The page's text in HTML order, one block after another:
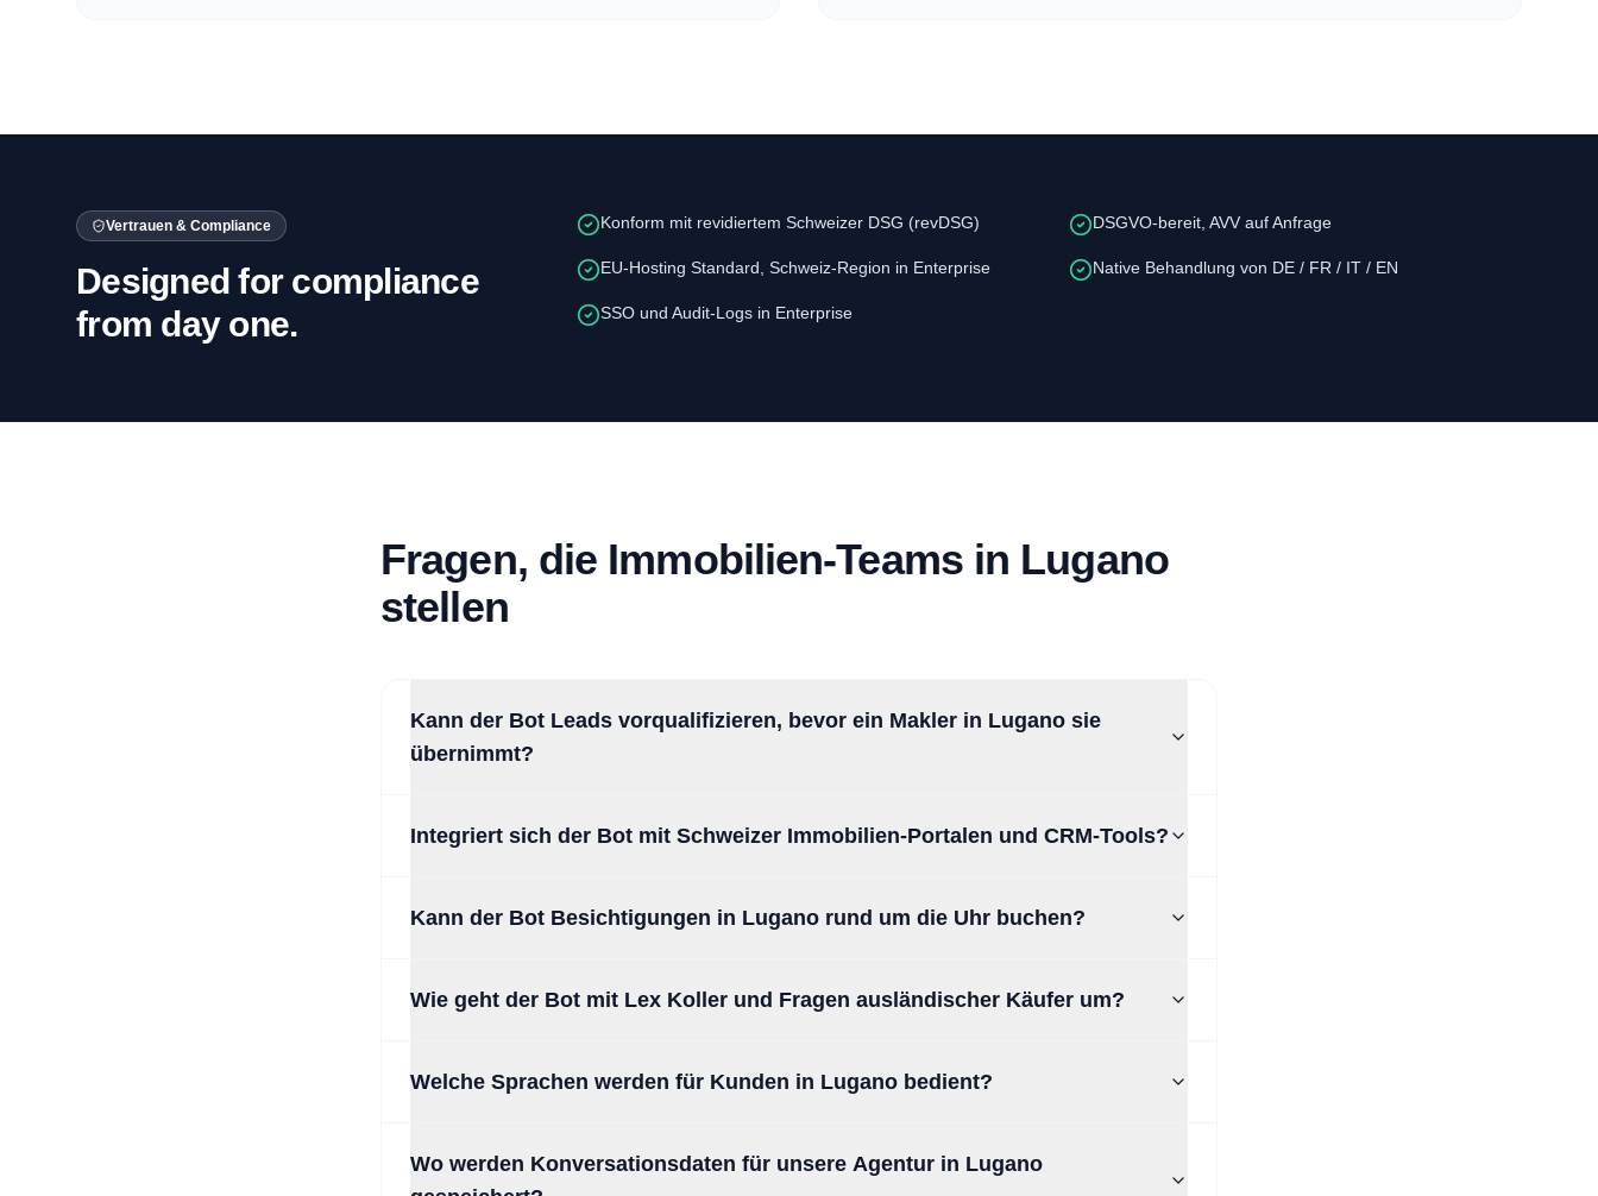
Vertrauen & Compliance
Designed for compliance
from day one.
Konform mit revidiertem Schweizer DSG (revDSG) DSGVO-bereit, AVV auf Anfrage
EU-Hosting Standard, Schweiz-Region in Enterprise Native Behandlung von DE / FR / IT / EN
SSO und Audit-Logs in Enterprise
Fragen, die Immobilien-Teams in Lugano
stellen
Kann der Bot Leads vorqualifizieren, bevor ein Makler in Lugano sie
übernimmt?
Integriert sich der Bot mit Schweizer Immobilien-Portalen und CRM-Tools?
Kann der Bot Besichtigungen in Lugano rund um die Uhr buchen?
Wie geht der Bot mit Lex Koller und Fragen ausländischer Käufer um?
Welche Sprachen werden für Kunden in Lugano bedient?
Wo werden Konversationsdaten für unsere Agentur in Lugano